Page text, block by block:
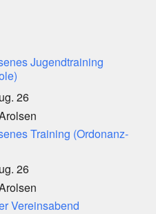
Jugendtraining
26
Training (Ordonanz-
26
Vereinsabend